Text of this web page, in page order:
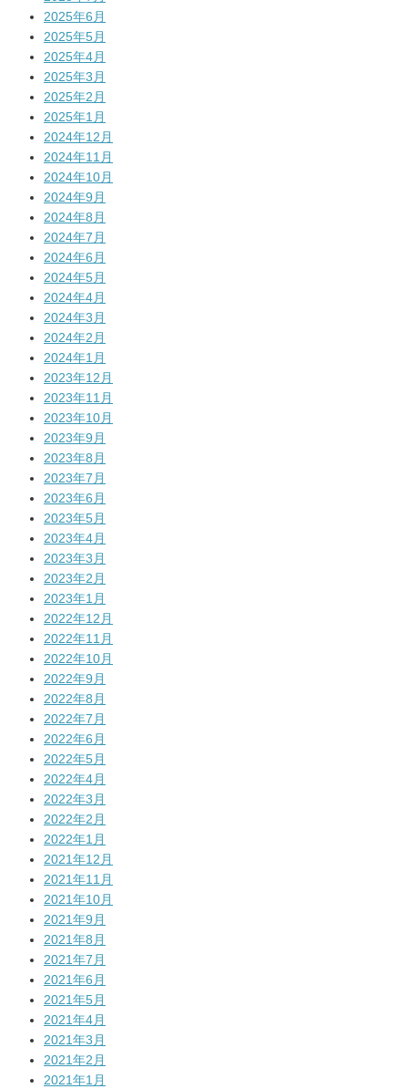
2025年6月
2025年5月
2025年4月
2025年3月
2025年2月
2025年1月
2024年12月
2024年11月
2024年10月
2024年9月
2024年8月
2024年7月
2024年6月
2024年5月
2024年4月
2024年3月
2024年2月
2024年1月
2023年12月
2023年11月
2023年10月
2023年9月
2023年8月
2023年7月
2023年6月
2023年5月
2023年4月
2023年3月
2023年2月
2023年1月
2022年12月
2022年11月
2022年10月
2022年9月
2022年8月
2022年7月
2022年6月
2022年5月
2022年4月
2022年3月
2022年2月
2022年1月
2021年12月
2021年11月
2021年10月
2021年9月
2021年8月
2021年7月
2021年6月
2021年5月
2021年4月
2021年3月
2021年2月
2021年1月